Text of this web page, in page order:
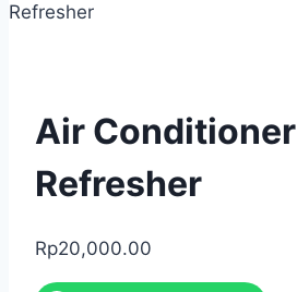
Refresher
Air Conditioner
Refresher
Rp20,000.00